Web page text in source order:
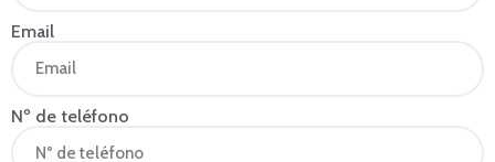
Email
Nº de teléfono